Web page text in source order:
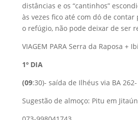
distâncias e os “cantinhos”
às vezes fico até com dó de contar
o refúgio, não pode deixar de ser
VIAGEM PARA Serra da Raposa +
1º DIA
(09:30)- saída de Ilhéus via BA
Sugestão de almoço: Pitu em